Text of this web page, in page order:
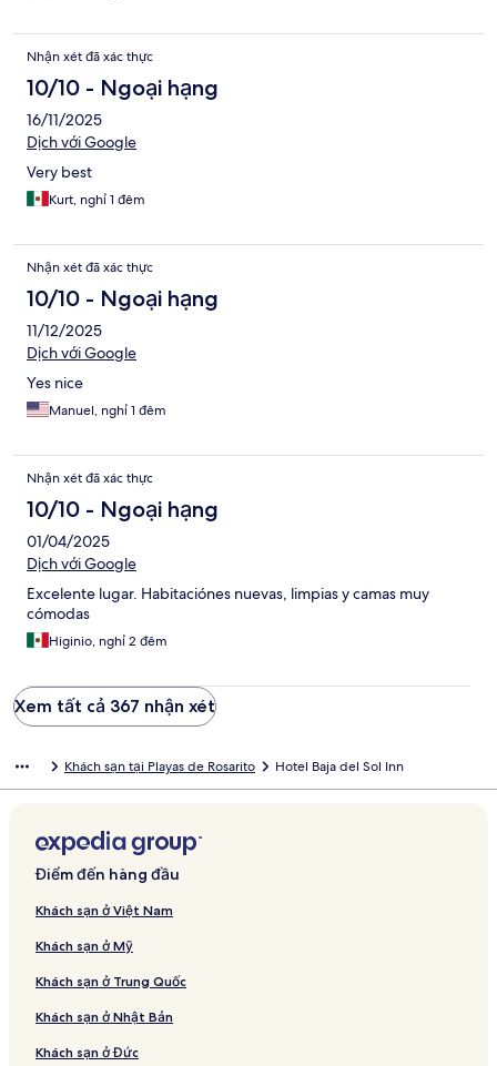
Nhận xét đã xác thực
10/10 - Ngoại hạng
16/11/2025
Dịch với Google
Very best
Kurt, nghỉ 1 đêm
Nhận xét đã xác thực
10/10 - Ngoại hạng
11/12/2025
Dịch với Google
Yes nice
Manuel, nghỉ 1 đêm
Nhận xét đã xác thực
10/10 - Ngoại hạng
01/04/2025
Dịch với Google
Excelente lugar. Habitaciónes nuevas, limpias y camas muy
cómodas
Higinio, nghỉ 2 đêm
Xem tất cả 367 nhận xét
Khách sạn tại Playas de Rosarito Hotel Baja del Sol Inn
Điểm đến hàng đầu
Khách sạn ở Việt Nam
Khách sạn ở Mỹ
Khách sạn ở Trung Quốc
Khách sạn ở Nhật Bản
Khách sạn ở Đức